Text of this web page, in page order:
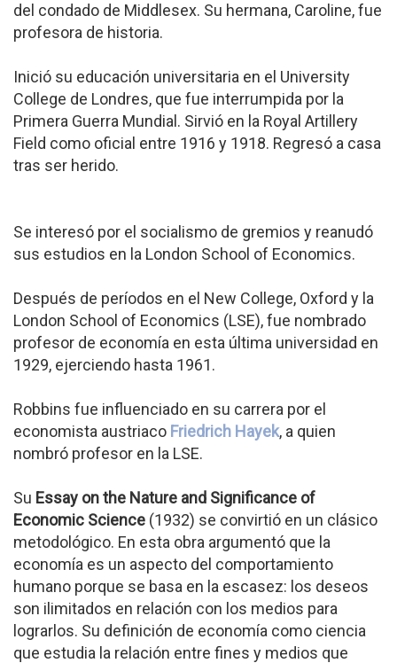
del condado de Middlesex. Su hermana, Caroline, fue
profesora de historia.
Inició su educación universitaria en el University
College de Londres, que fue interrumpida por la
Primera Guerra Mundial. Sirvió en la Royal Artillery
Field como oficial entre 1916 y 1918. Regresó a casa
tras ser herido.
Se interesó por el socialismo de gremios y reanudó
sus estudios en la London School of Economics.
Después de períodos en el New College, Oxford y la
London School of Economics (LSE), fue nombrado
profesor de economía en esta última universidad en
1929, ejerciendo hasta 1961.
Robbins fue influenciado en su carrera por el
economista austriaco Friedrich Hayek, a quien
nombró profesor en la LSE.
Su Essay on the Nature and Significance of
Economic Science (1932) se convirtió en un clásico
metodológico. En esta obra argumentó que la
economía es un aspecto del comportamiento
humano porque se basa en la escasez: los deseos
son ilimitados en relación con los medios para
lograrlos. Su definición de economía como ciencia
que estudia la relación entre fines y medios que